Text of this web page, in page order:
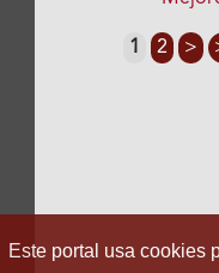
1 2 >
Este portal usa cookies